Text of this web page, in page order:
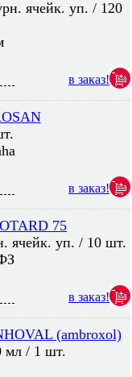
ячейк. уп. / 120
в заказ!
в заказ!
75
ячейк. уп. / 10 шт.
в заказ!
(ambroxol)
мл / 1 шт.